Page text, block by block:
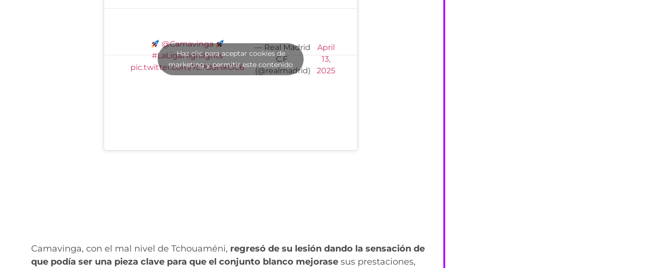
@Camavinga
#LaLigaHighlights
pic.twitter.com/7cPO8HkOC6
— Real Madrid
C.F.
(@realmadrid)
April
13,
2025
Haz clic para aceptar cookies de
marketing y permitir este contenido
Camavinga, con el mal nivel de Tchouaméni, regresó de su lesión dando la sensación de
que podía ser una pieza clave para que el conjunto blanco mejorasesus prestaciones,